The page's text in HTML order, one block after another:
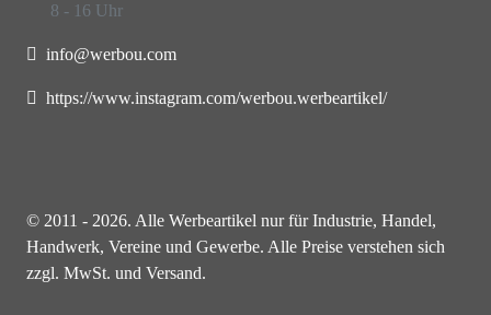
8 - 16 Uhr
info@werbou.com
https://www.instagram.com/werbou.werbeartikel/
© 2011 - 2026. Alle Werbeartikel nur für Industrie, Handel,
Handwerk, Vereine und Gewerbe. Alle Preise verstehen sich
zzgl. MwSt. und Versand.